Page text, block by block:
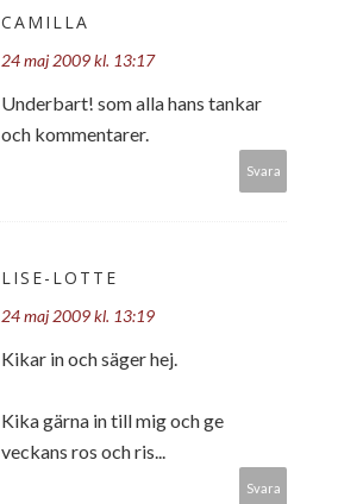
CAMILLA
24 maj 2009 kl. 13:17
Underbart! som alla hans tankar
och kommentarer.
Svara
LISE-LOTTE
24 maj 2009 kl. 13:19
Kikar in och säger hej.
Kika gärna in till mig och ge
veckans ros och ris...
Svara